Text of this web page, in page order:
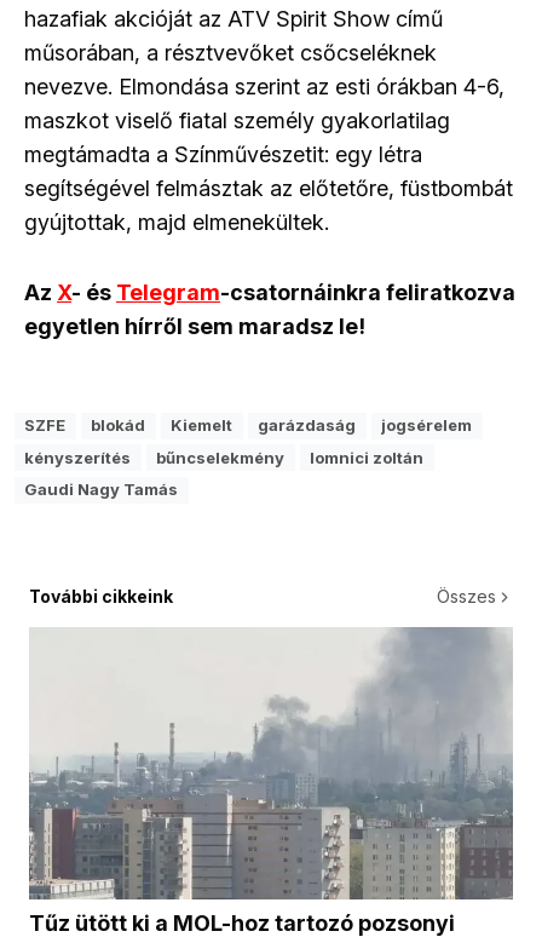
hazafiak akcióját az ATV Spirit Show című
műsorában, a résztvevőket csőcseléknek
nevezve. Elmondása szerint az esti órákban 4-6,
maszkot viselő fiatal személy gyakorlatilag
megtámadta a Színművészetit: egy létra
segítségével felmásztak az előtetőre, füstbombát
gyújtottak, majd elmenekültek.
Az X- és Telegram-csatornáinkra feliratkozva
egyetlen hírről sem maradsz le!
SZFE blokád Kiemelt garázdaság
jogsérelem
kényszerítés
bűncselekmény
lomnici zoltán
Gaudi Nagy Tamás
További cikkeink Összes
Tűz ütött ki a MOL-hoz tartozó pozsonyi